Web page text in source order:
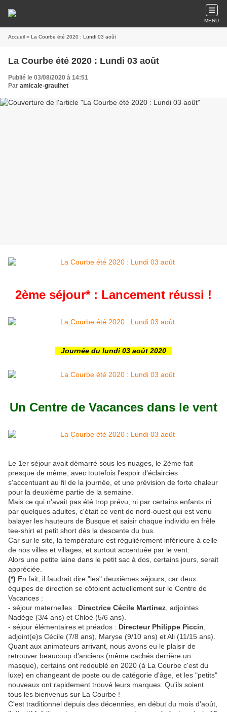
MENU
Accueil » La Courbe été 2020 : Lundi 03 août
La Courbe été 2020 : Lundi 03 août
Publié le 03/08/2020 à 14:51
Par amicale-graulhet
2ème séjour* : Lancement réussi !
Journée du lundi 03 août 2020
Un Centre de Vacances dans le vent
Le 1er séjour avait démarré sous les nuages, le 2ème fait
presque de même, avec toutefois l'espoir d'éclaircies
s'accentuant au fil de la journée, et une prévision de forte chaleur
pour la deuxième partie de la semaine.
Mais ce qui n'avait pas été trop prévu, ni par certains enfants ni
par quelques adultes, c'était ce vent de nord-ouest qui est venu
balayer les hauteurs de Busque et saisir chaque individu en frêle
tee-shirt et petit short dès la descente du bus.
Car sur le site, la température est régulièrement inférieure à celle
de nos villes et villages, et surtout accentuée par le vent.
Alors une petite laine dans le petit sac à dos, certains jours, serait
appréciée.
(*) En fait, il faudrait dire "les" deuxièmes séjours, car deux
équipes de direction se côtoient actuellement sur le Centre de
Vacances :
- séjour maternelles : Directrice Cécile Martinez , adjointes
Nadège (3/4 ans) et Chloé (5/6 ans).
- séjour élémentaires et préados : Directeur Philippe Piccin
adjoint(e)s Cécile (7/8 ans), Maryse (9/10 ans) et Ali (11/15 ans).
Quant aux animateurs arrivant, nous avons eu le plaisir de
retrouver beaucoup d'anciens (même cachés derrière un
masque), certains ont redoublé en 2020 (à La Courbe c'est du
luxe) en changeant de poste ou de catégorie d'âge, et les "petits"
nouveaux ont rapidement trouvé leurs marques. Qu'ils soient
tous les bienvenus sur La Courbe !
C'est traditionnel depuis des décennies, en début du mois d'août,